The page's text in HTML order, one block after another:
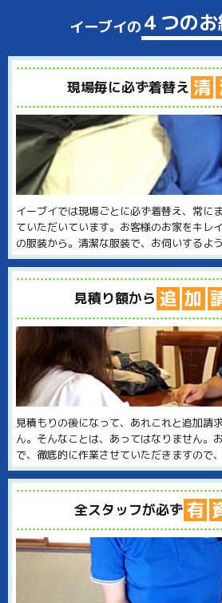
イーブイの４つの
現場毎に必ず着替え 清
イーブイでは現場ごとに必ず着替え、常に
ていただいています。お客様のお家をキレ
の服装から。清潔な服装で、お伺いするよ
見積り額から 追 加
見積もりの後になって、あれこれと追加請
ん。そんなことは、あってはなりません。
で、徹底的に作業させていただきますので
全スタッフが必ず 有